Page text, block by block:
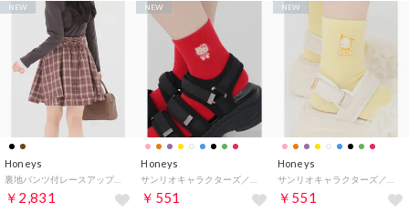
Honeys
￥2,831
NEW
Honeys
￥551
NEW
Honeys
￥551
NEW